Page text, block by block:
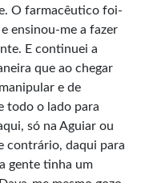
O farmacêutico foi-
ensinou-me a fazer
E continuei a
que ao chegar
e de
todo o lado para
só na Aguiar ou
contrário, daqui para
gente tinha um